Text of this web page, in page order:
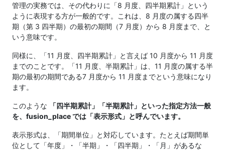
管理の実務では、その代わりに「8 月度、四半期累計」という
ように表現する方が一般的です。これは、8 月度の属する四半
期（第 3 四半期）の最初の期間（7 月度）から 8 月度まで、と
いう意味です。
同様に、「11 月度、四半期累計」と言えば 10 月度から 11 月度
までのことです。「11 月度、半期累計」は、11 月度の属する半
期の最初の期間である7 月度から 11 月度までという意味になり
ます。
このような
「四半期累計」「半期累計」といった指定方法一般
を、fusion_place では「表示形式」と呼んでいます。
表示形式は、「期間単位」と対応しています。たとえば期間単
位として「年度」・「半期」・「四半期」・「月」があるな